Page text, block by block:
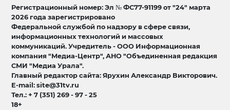
Регистрационный номер: Эл № ФС77-91199 от "24" марта
2026 года зарегистрировано
Федеральной службой по надзору в сфере связи,
информационных технологий и массовых
коммуникаций. Учредитель - ООО Информационная
компания "Медиа-Центр", АНО "Объединенная редакция
СМИ "Медиа Урала".
Главный редактор сайта: Ярухин Александр Викторович.
E-mail: site@31tv.ru
Тел.: + 7 (351) 269 - 97 - 25
18+